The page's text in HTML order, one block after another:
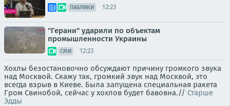
ПАБЛИКИ 12:23
"Герани" ударили по объектам
промышленности Украины
СМИ 12:23
Хохлы безостановочно обсуждают причину громкого звука
над Москвой. Скажу так, громкий звук над Москвой, это
всегда взрыв в Киеве. Была запущена специальная ракета
Гром Свинобой, сейчас у хохлов будет бавовна.// Старше
Эдды